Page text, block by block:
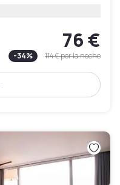
76 €
-34% 114 €por la noche